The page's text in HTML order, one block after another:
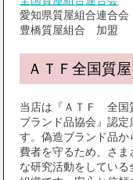
愛知県質屋組合連合会
豊橋質屋組合 加盟
ＡＴＦ全国質
当店は『ＡＴＦ 全国
ブランド品協会』認定
す。偽造ブランド品か
費者を守るため、さま
な研究活動をしている